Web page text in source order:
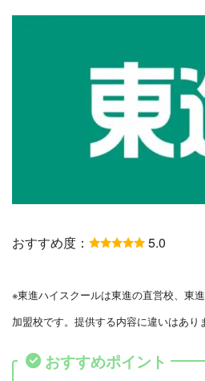
おすすめ度： 5.0
※東進ハイスクールは東進の直営校、東
加盟校です。提供する内容に違いはあり
おすすめポイント